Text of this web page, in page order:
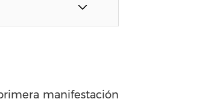
manifestación